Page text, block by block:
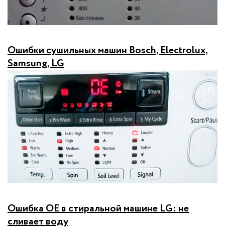
Ошибки сушильных машин Bosch, Electrolux,
Samsung, LG
Ошибка OE в стиральной машине LG: не
сливает воду